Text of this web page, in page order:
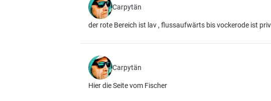
Carpytän
der rote Bereich ist lav , flussaufwärts bis vockerode ist
Carpytän
Hier die Seite vom Fischer